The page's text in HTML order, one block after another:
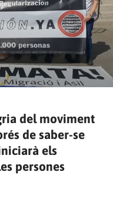
del moviment
de saber-se
els
persones